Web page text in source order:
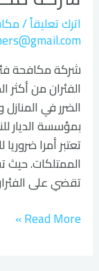
اترك تعليقاً/
الفئران من
الضرر في
بمؤسسة الديار
تعتبر أمرا
الممتلكات.
تقضي على
بالرياض
Read More »